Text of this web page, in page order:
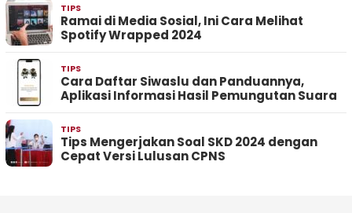
TIPS
Ramai di Media Sosial, Ini Cara Melihat
Spotify Wrapped 2024
TIPS
Cara Daftar Siwaslu dan Panduannya,
Aplikasi Informasi Hasil Pemungutan Suara
TIPS
Tips Mengerjakan Soal SKD 2024 dengan
Cepat Versi Lulusan CPNS